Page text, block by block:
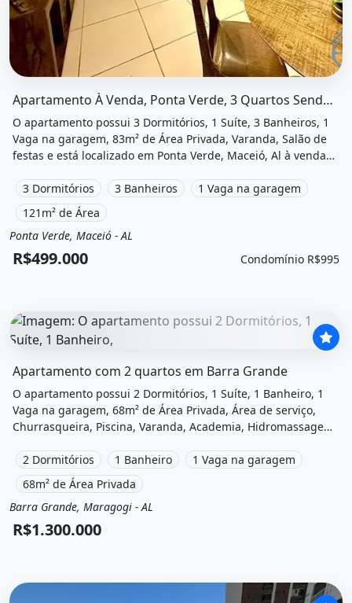
Apartamento À Venda, Ponta Verde, 3 Quartos Sendo 1 Suíte, 3 Wcs, 1...
O apartamento possui 3 Dormitórios, 1 Suíte, 3 Banheiros, 1
Vaga na garagem, 83m² de Área Privada, Varanda, Salão de
festas e está localizado em Ponta Verde, Maceió, Al à venda
3 Dormitórios
3 Banheiros
1 Vaga na garagem
121m² de Área
Venda
Apartamento
Ponta Verde, Maceió - AL
R$499.000 Condomínio R$995
Apartamento com 2 quartos em Barra Grande
O apartamento possui 2 Dormitórios, 1 Suíte, 1 Banheiro, 1
Vaga na garagem, 68m² de Área Privada, Área de serviço,
Churrasqueira, Piscina, Varanda, Academia, Hidromassagem
R$1.300.000.
2 Dormitórios 1 Banheiro
1 Vaga na garagem
68m² de Área Privada
Venda
Apartamento
Barra Grande, Maragogi - AL
R$1.300.000